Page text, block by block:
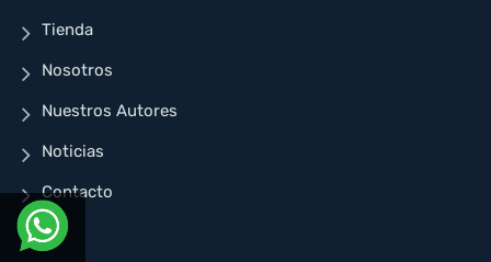
Tienda
Nosotros
Nuestros Autores
Noticias
Contacto